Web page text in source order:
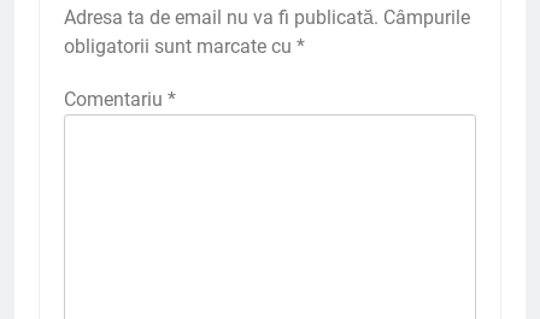
Adresa ta de email nu va fi publicată. Câmpurile
obligatorii sunt marcate cu *
Comentariu *